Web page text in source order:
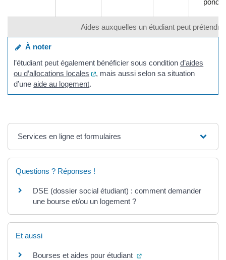
Aides auxquelles un étudiant peut prétendre
À noter
l’étudiant peut également bénéficier sous conditiond’aides
ou d’allocations locales
(ouverture dans un nouvel onglet)
, mais aussi selon sa situation
d’uneaide au logement.
Services en ligne et formulaires
Questions ? Réponses !
DSE (dossier social étudiant) : comment demander
une bourse et/ou un logement ?
Et aussi
Bourses et aides pour étudiant (ouverture dans un